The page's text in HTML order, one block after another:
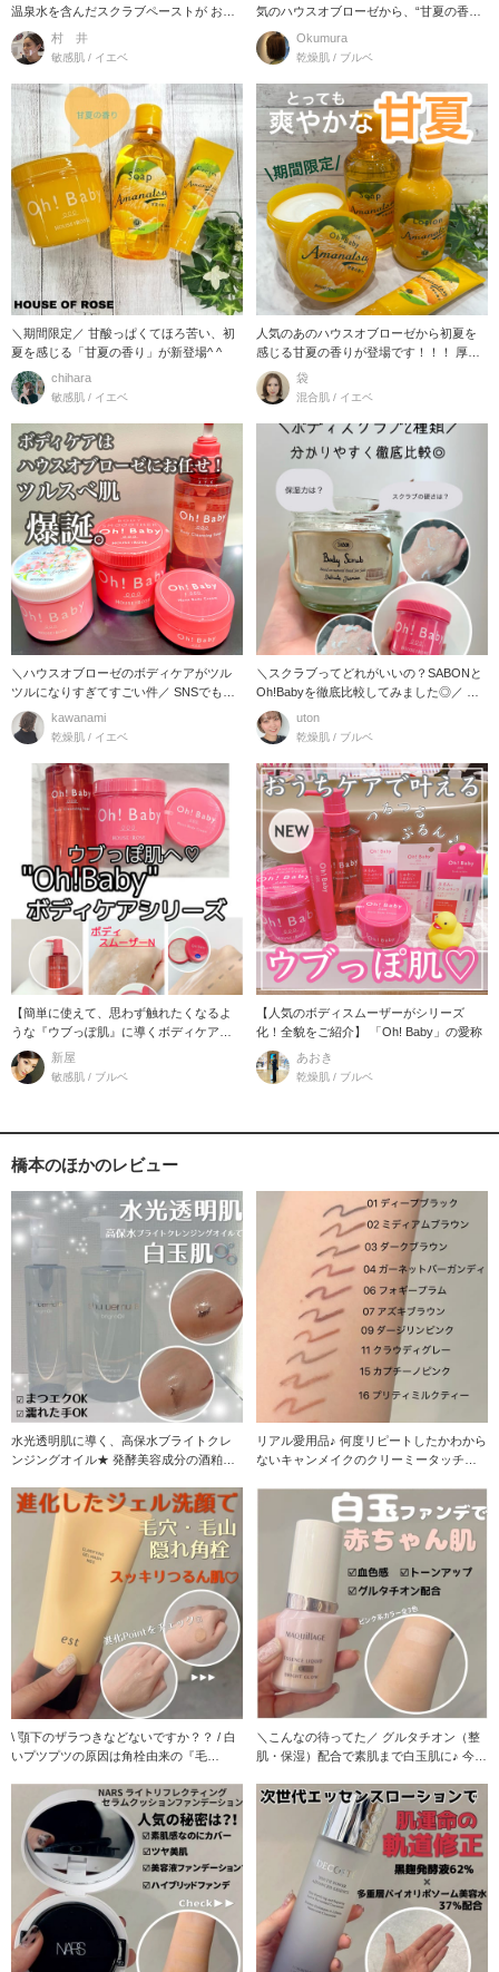
温泉水を含んだスクラブペーストが お肌
をつるつるな
村 井
敏感肌 / イエベ
気のハウスオブローゼから、“甘夏の香
り“が仲間
Okumura
乾燥肌 / ブルベ
＼期間限定／ 甘酸っぱくてほろ苦い、初
夏を感じる「甘夏の香り」が新登場^ ^
chihara
敏感肌 / イエベ
人気のあのハウスオブローゼから初夏を
感じる甘夏の香りが登場です！！！ 厚い
外皮を剥い
袋
混合肌 / イエベ
＼ハウスオブローゼのボディケアがツル
ツルになりすぎてすごい件／ SNSでも未
だに話題
kawanami
乾燥肌 / イエベ
＼スクラブってどれがいいの？SABONと
Oh!Babyを徹底比較してみました◎／ ボ
ディ
uton
乾燥肌 / ブルベ
【簡単に使えて、思わず触れたくなるよ
うな『ウブっぽ肌』に導くボディケア】
【おすすめ
新屋
敏感肌 / ブルベ
【人気のボディスムーザーがシリーズ
化！全貌をご紹介】 「Oh! Baby」の愛称
あおき
乾燥肌 / ブルベ
橋本のほかのレビュー
水光透明肌に導く、高保水ブライトクレ
ンジングオイル★ 発酵美容成分の酒粕エ
リアル愛用品♪ 何度リピートしたかわから
ないキャンメイクのクリーミータッチラ
\ 顎下のザラつきなどないですか？？ / 白
いプツプツの原因は角栓由来の『毛
＼こんなの待ってた／ グルタチオン（整
肌・保湿）配合で素肌まで白玉肌に♪ 今っ